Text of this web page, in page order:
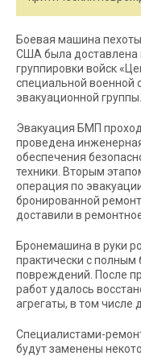
Боевая машина
США была доставлена
группировки войск
специальной военной
эвакуационной группы.
Эвакуация БМП
проведена
обеспечения
техники. Вторым
операция по
бронированной
доставили в
Бронемашина в руки
практически с полным
повреждений. После
работ удалось
агрегаты, в том числе
Специалистами-
будут заменены